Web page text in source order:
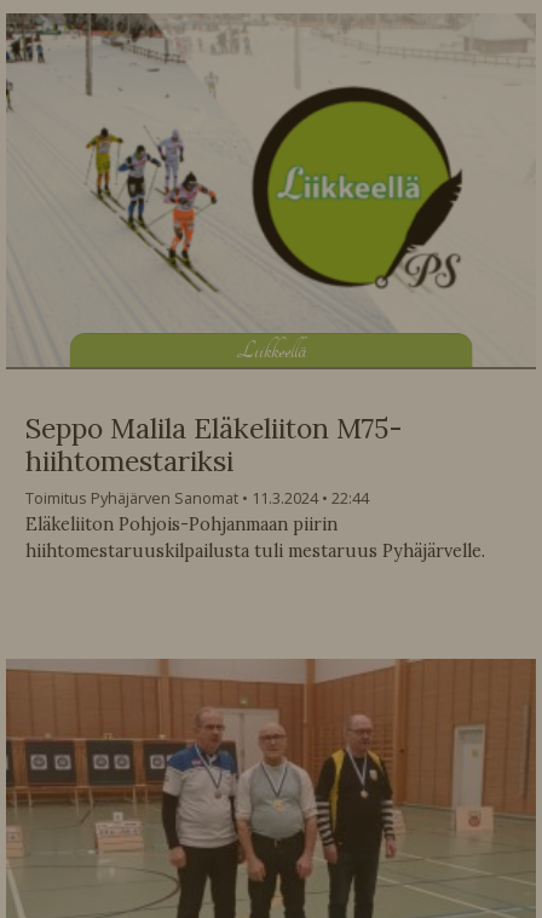
Liikkeellä
Seppo Malila Eläkeliiton M75-
hiihtomestariksi
Toimitus Pyhäjärven Sanomat 11.3.2024
22:44
Eläkeliiton Pohjois-Pohjanmaan piirin
hiihtomestaruuskilpailusta tuli mestaruus Pyhäjärvelle.